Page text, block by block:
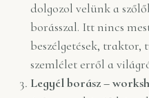
dolgozol velünk a
borásszal. Itt nincs
beszélgetések, traktor,
szemlélet erről a
Legyél borász –